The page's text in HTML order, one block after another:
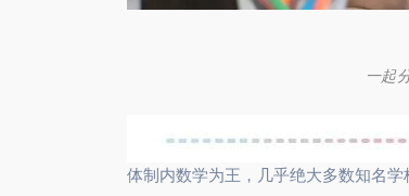
一起
体制内数学为王，几乎绝大多数知名学